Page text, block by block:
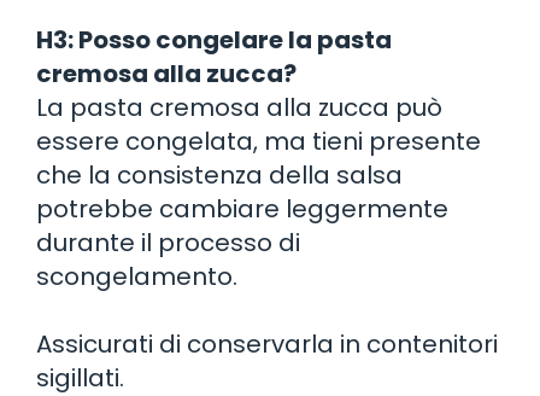
H3: Posso congelare la pasta
cremosa alla zucca?
La pasta cremosa alla zucca può
essere congelata, ma tieni presente
che la consistenza della salsa
potrebbe cambiare leggermente
durante il processo di
scongelamento.
Assicurati di conservarla in contenitori
sigillati.